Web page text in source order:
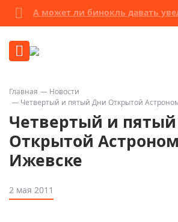
А может ли бинокль давать
Главная
Новости
Четвертый и пятый Дни Открытой
Четвертый и
Открытой
Ижевске
2 мая 2011